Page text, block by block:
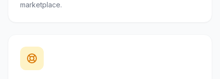
marketplace.